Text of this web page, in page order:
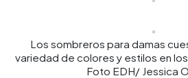
Los sombreros para damas
variedad de colores y estilos en
Foto EDH/ Jessica